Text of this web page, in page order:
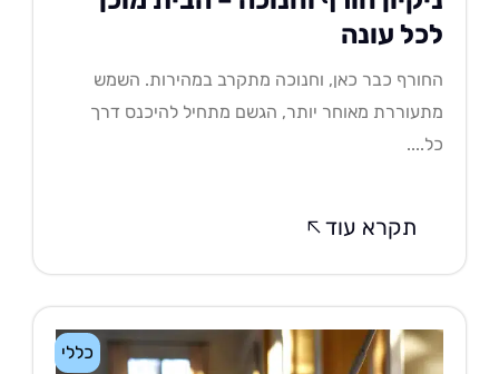
עונה
כבר כאן, וחנוכה מתקרב במהירות. השמש
מאוחר יותר, הגשם מתחיל להיכנס דרך
תקרא עוד
כללי